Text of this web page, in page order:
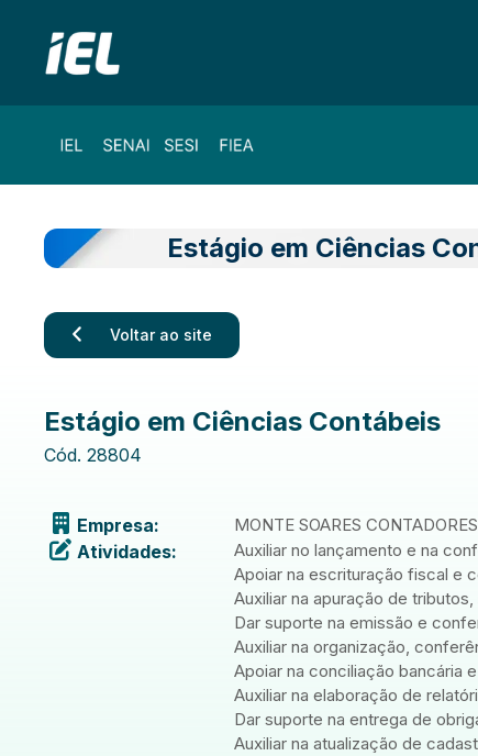
Estágio em Ciências
Voltar ao site
Estágio em Ciências Contábeis
Cód. 28804
Empresa: MONTE SOARES
Atividades:
Auxiliar no lançamento e na
Apoiar na escrituração fiscal e
Auxiliar na apuração de
Dar suporte na emissão e
Auxiliar na organização,
Apoiar na conciliação bancária
Auxiliar na elaboração de
Dar suporte na entrega de
Auxiliar na atualização de